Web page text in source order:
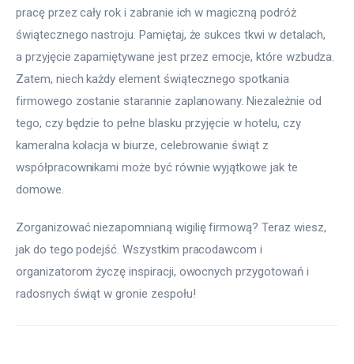
pracę przez cały rok i zabranie ich w magiczną podróż
świątecznego nastroju. Pamiętaj, że sukces tkwi w detalach,
a przyjęcie zapamiętywane jest przez emocje, które wzbudza.
Zatem, niech każdy element świątecznego spotkania
firmowego zostanie starannie zaplanowany. Niezależnie od
tego, czy będzie to pełne blasku przyjęcie w hotelu, czy
kameralna kolacja w biurze, celebrowanie świąt z
współpracownikami może być równie wyjątkowe jak te
domowe.
Zorganizować niezapomnianą wigilię firmową? Teraz wiesz,
jak do tego podejść. Wszystkim pracodawcom i
organizatorom życzę inspiracji, owocnych przygotowań i
radosnych świąt w gronie zespołu!